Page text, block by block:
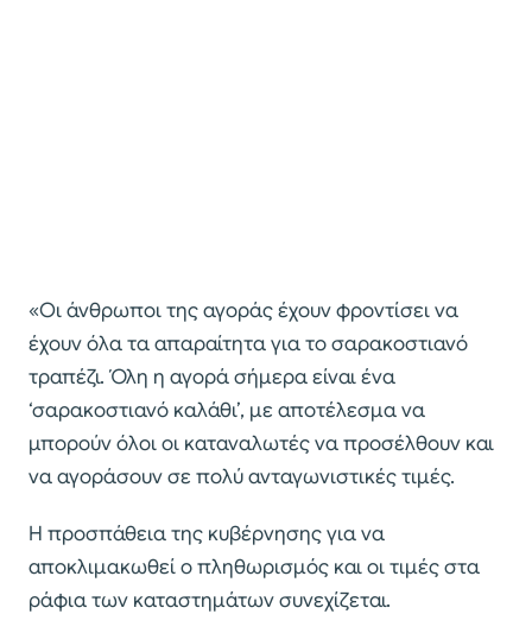
«Οι άνθρωποι της αγοράς έχουν φροντίσει να
έχουν όλα τα απαραίτητα για το σαρακοστιανό
τραπέζι. Όλη η αγορά σήμερα είναι ένα
‘σαρακοστιανό καλάθι’, με αποτέλεσμα να
μπορούν όλοι οι καταναλωτές να προσέλθουν και
να αγοράσουν σε πολύ ανταγωνιστικές τιμές.
Η προσπάθεια της κυβέρνησης για να
αποκλιμακωθεί ο πληθωρισμός και οι τιμές στα
ράφια των καταστημάτων συνεχίζεται.